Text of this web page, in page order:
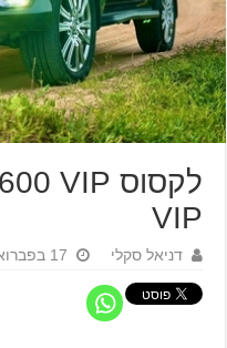
VIP
דניאל סקלי 17 בפברואר 2024